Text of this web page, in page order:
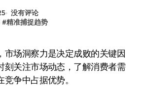
没有评论
#精准捕捉趋势
刻关注市场动态，了解消费者需
争中占据优势。